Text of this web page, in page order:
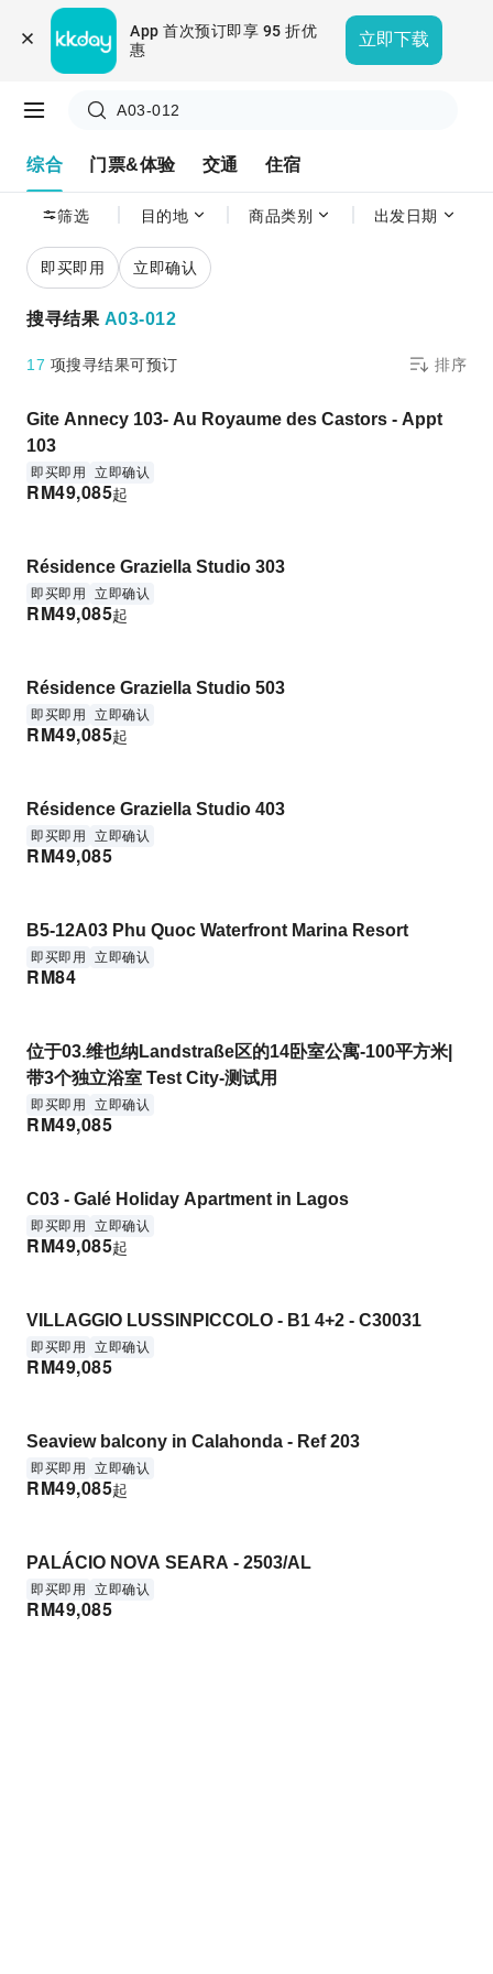
App 首次预订即享 95 折优
惠
立即下载
A03-012
综合 门票&体验 交通 住宿
筛选 目的地 商品类别 出发日期
即买即用 立即确认
搜寻结果 A03-012
17 项搜寻结果可预订 排序
Gite Annecy 103- Au Royaume des Castors - Appt
103
即买即用 立即确认
RM49,085起
Résidence Graziella Studio 303
即买即用 立即确认
RM49,085起
Résidence Graziella Studio 503
即买即用 立即确认
RM49,085起
Résidence Graziella Studio 403
即买即用 立即确认
RM49,085
B5-12A03 Phu Quoc Waterfront Marina Resort
即买即用 立即确认
RM84
位于03.维也纳Landstraße区的14卧室公寓-100平方米|
带3个独立浴室 Test City-测试用
即买即用 立即确认
RM49,085
C03 - Galé Holiday Apartment in Lagos
即买即用 立即确认
RM49,085起
VILLAGGIO LUSSINPICCOLO - B1 4+2 - C30031
即买即用 立即确认
RM49,085
Seaview balcony in Calahonda - Ref 203
即买即用 立即确认
RM49,085起
PALÁCIO NOVA SEARA - 2503/AL
即买即用 立即确认
RM49,085